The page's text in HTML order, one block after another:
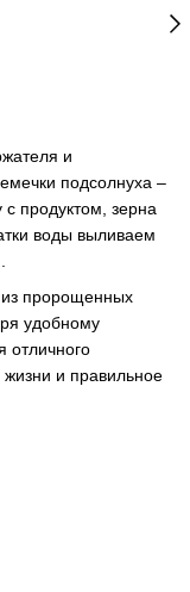
и
подсолнуха –
продуктом, зерна
воды выливаем
пророщенных
удобному
отличного
и правильное